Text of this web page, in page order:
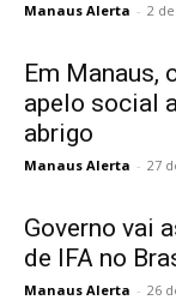
Manaus Alerta - 2
Em Manaus,
apelo social
abrigo
Manaus Alerta - 27
Governo vai
de IFA no
Manaus Alerta - 26